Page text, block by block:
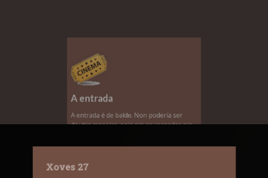
a asociación organizadora teñen ánimo de
lucro. A única limitación é o aforo, que
dificilmente se pode completar, dada a
Xoves 27